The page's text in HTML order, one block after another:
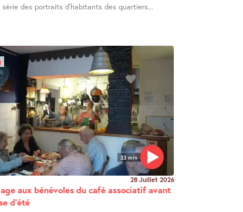
série des portraits d’habitants des quartiers...
33 min
28 Juillet 2026
aux bénévoles du café associatif avant
d’été